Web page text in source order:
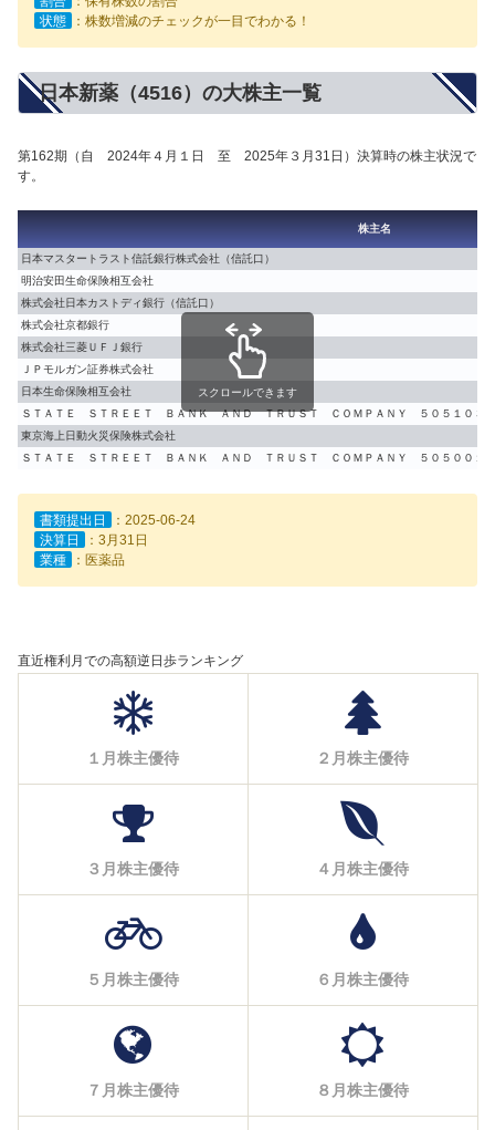
状態
：株数増減のチェックが一目でわかる！
日本新薬（4516）の大株主一覧
第162期（自 2024年４月１日 至 2025年３月31日）決算時の株主状況で
す。
株主名
日本マスタートラスト信託銀行株式会社（信託口）
明治安田生命保険相互会社
株式会社日本カストディ銀行（信託口）
株式会社京都銀行
株式会社三菱ＵＦＪ銀行
ＪＰモルガン証券株式会社
日本生命保険相互会社
ＳＴＡＴＥ ＳＴＲＥＥＴ ＢＡＮＫ ＡＮＤ ＴＲＵＳＴ ＣＯＭＰＡＮＹ ５０５１０３（
東京海上日動火災保険株式会社
ＳＴＡＴＥ ＳＴＲＥＥＴ ＢＡＮＫ ＡＮＤ ＴＲＵＳＴ ＣＯＭＰＡＮＹ ５０５００１（
スクロールできます
書類提出日
：2025-06-24
決算日
：3月31日
業種
：医薬品
直近権利月での高額逆日歩ランキング
１月株主優待 ２月株主優待
３月株主優待 ４月株主優待
５月株主優待 ６月株主優待
７月株主優待 ８月株主優待